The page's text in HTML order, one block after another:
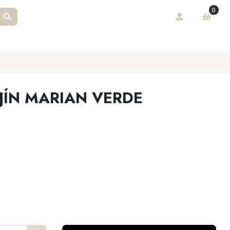
0
MARIAN VERDE